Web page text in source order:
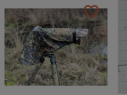
favorite_border